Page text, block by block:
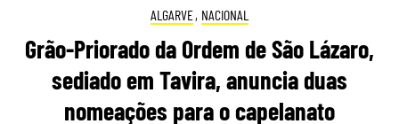
ALGARVE, NACIONAL
Grão-Priorado da Ordem de São Lázaro,
sediado em Tavira, anuncia duas
nomeações para o capelanato